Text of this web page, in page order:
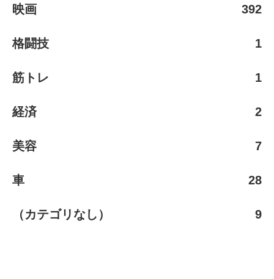
映画 392
格闘技 1
筋トレ 1
経済 2
美容 7
車 28
（カテゴリなし） 9